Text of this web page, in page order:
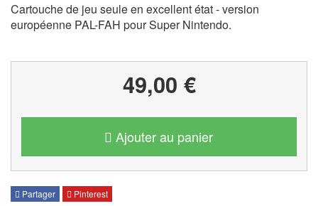
Cartouche de jeu seule en excellent état - version
européenne PAL-FAH pour Super Nintendo.
49,00 €
Ajouter au panier
Partager Pinterest